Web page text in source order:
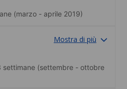
(marzo - aprile 2019)
Mostra di più
settimane (settembre - ottobre